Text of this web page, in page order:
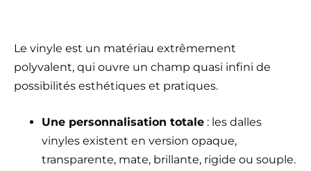
Le vinyle est un matériau extrêmement
polyvalent, qui ouvre un champ quasi infini de
possibilités esthétiques et pratiques.
Une personnalisation totale : les dalles
vinyles existent en version opaque,
transparente, mate, brillante, rigide ou souple.